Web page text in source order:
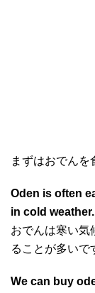
まずはおでんを
Oden is often
in cold weather.
おでんは寒い気
ることが多いで
We can buy